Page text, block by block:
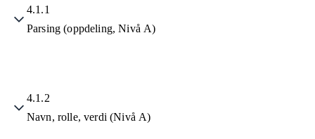
4.1.1
Parsing (oppdeling, Nivå A)
4.1.2
Navn, rolle, verdi (Nivå A)